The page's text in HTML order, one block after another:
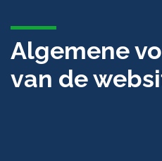
Algemene
van de